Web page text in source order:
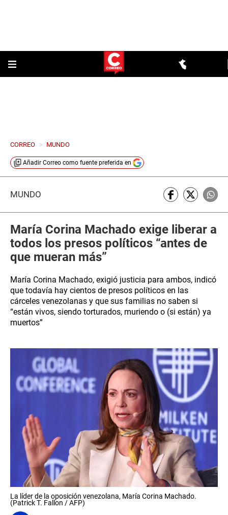
CORREO > MUNDO
Añadir Correo como fuente preferida en
MUNDO
María Corina Machado exige liberar a
todos los presos políticos “antes de
que mueran más”
María Corina Machado, exigió justicia para ambos, indicó
que todavía hay cientos de presos políticos en las
cárceles venezolanas y que sus familias no saben si
“están vivos, siendo torturados, muriendo o (si están) ya
muertos”
La líder de la oposición venezolana, María Corina Machado.
(Patrick T. Fallon / AFP)